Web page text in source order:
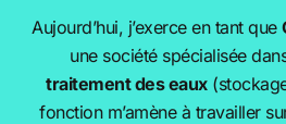
Aujourd’hui, j’exerce en tant que
une société spécialisée
traitement des eaux
fonction m’amène à travailler